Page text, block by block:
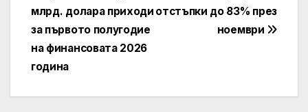
отстъпки до 83% през
ноември
млрд. долара приходи
за първото полугодие
на финансовата 2026
година